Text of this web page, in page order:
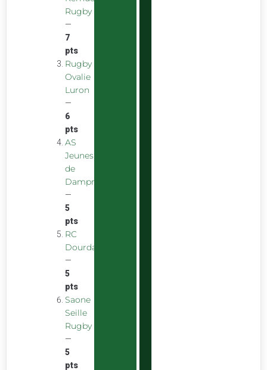
Rugby
—
7
pts
Rugby
Ovalie
Luron
—
6
pts
AS
Jeunes
de
Dampniat
—
5
pts
RC
Dourdan
—
5
pts
Saone
Seille
Rugby
—
5
pts